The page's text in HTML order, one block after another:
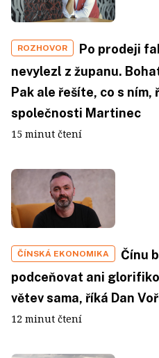
ROZHOVOR
Po prodeji
nevylezl z županu.
Pak ale řešíte, co s
společnosti Martinec
15 minut čtení
ČÍNSKÁ EKONOMIKA
Čínu
podceňovat ani
větev sama, říká Dan
12 minut čtení